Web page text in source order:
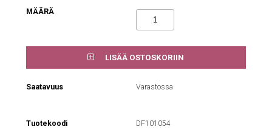
MÄÄRÄ
LISÄÄ OSTOSKORIIN
Saatavuus Varastossa
Tuotekoodi DF101054